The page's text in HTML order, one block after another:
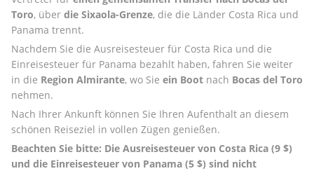
Toro, über die Sixaola-Grenze, die die Länder Costa Rica und
Panama trennt.
Nachdem Sie die Ausreisesteuer für Costa Rica und die
Einreisesteuer für Panama bezahlt haben, fahren Sie weiter
in die Region Almirante, wo Sie ein Boot nach Bocas del Toro
nehmen.
Nach Ihrer Ankunft können Sie Ihren Aufenthalt an diesem
schönen Reiseziel in vollen Zügen genießen.
Beachten Sie bitte: Die Ausreisesteuer von Costa Rica (9 $)
und die Einreisesteuer von Panama (5 $) sind nicht